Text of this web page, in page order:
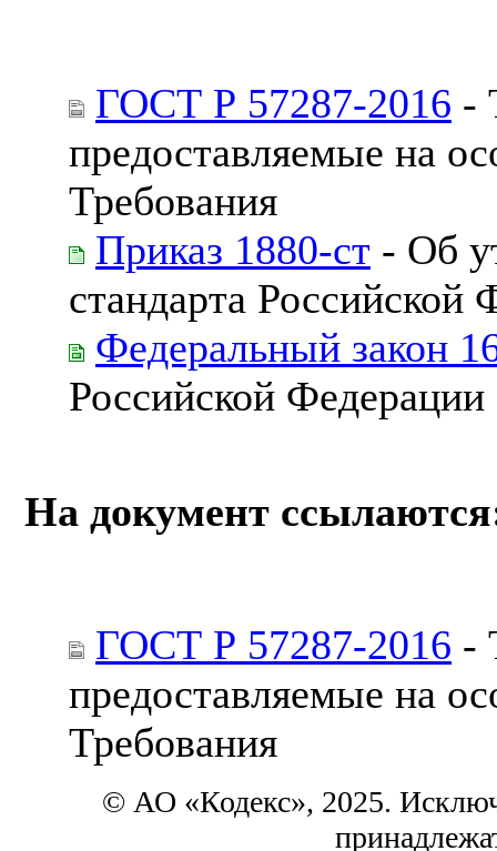
ГОСТ Р 57287-2016 -
предоставляемые на
Требования
Приказ 1880-ст - Об
стандарта Российской
Федеральный закон
Российской Федерации
На документ
ГОСТ Р 57287-2016 -
предоставляемые на
Требования
© АО «Кодекс», 2025.